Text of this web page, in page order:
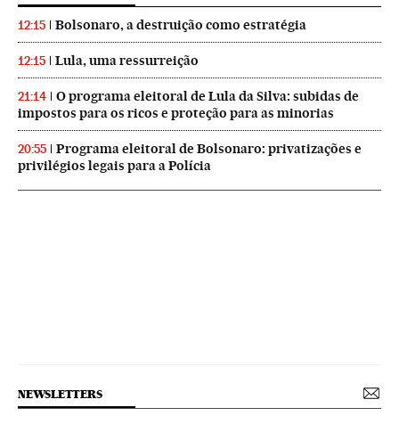
12:15 Bolsonaro, a destruição como estratégia
12:15 Lula, uma ressurreição
21:14
O programa eleitoral de Lula da Silva: subidas de
impostos para os ricos e proteção para as minorias
20:55
Programa eleitoral de Bolsonaro: privatizações e
privilégios legais para a Polícia
NEWSLETTERS